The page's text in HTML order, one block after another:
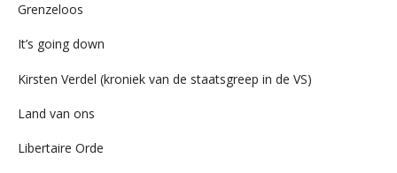
Grenzeloos
It’s going down
Kirsten Verdel (kroniek van de staatsgreep in de VS)
Land van ons
Libertaire Orde